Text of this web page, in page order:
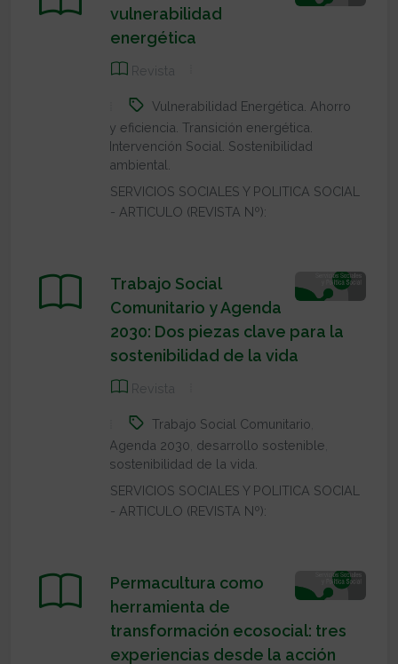
vulnerabilidad
energética
Revista
Vulnerabilidad Energética. Ahorro
y eficiencia. Transición energética.
Intervención Social. Sostenibilidad
ambiental.
SERVICIOS SOCIALES Y POLITICA SOCIAL
- ARTICULO (REVISTA Nº):
Trabajo Social
Comunitario y Agenda
2030: Dos piezas clave para la
sostenibilidad de la vida
Revista
Trabajo Social Comunitario
Agenda 2030 desarrollo sostenible
sostenibilidad de la vida.
SERVICIOS SOCIALES Y POLITICA SOCIAL
- ARTICULO (REVISTA Nº):
Permacultura como
herramienta de
transformación ecosocial: tres
experiencias desde la acción